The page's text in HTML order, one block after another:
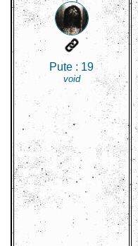
Pute : 19
void